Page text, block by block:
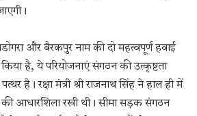
और बैरकपुर नाम की दो महत्वपूर्ण हवाई
किया है, ये परियोजनाएं संगठन की उत्कृष्टता
है। रक्षा मंत्री श्री राजनाथ सिंह ने हाल ही में
की आधारशिला रखी थी। सीमा सड़क संगठन